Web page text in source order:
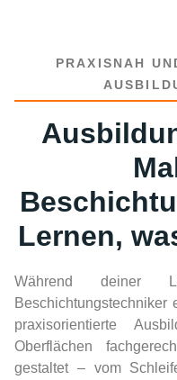
PRAXISNAH
Lernen,
Während deiner
Beschichtungstechniker
praxisorientierte
Oberflächen
gestaltet – vom